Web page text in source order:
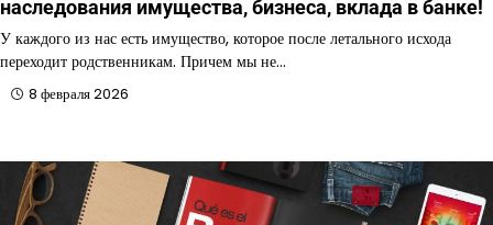
наследования имущества, бизнеса, вклада в банке!
У каждого из нас есть имущество, которое после летального исхода
переходит родственникам. Причем мы не…
8 февраля 2026